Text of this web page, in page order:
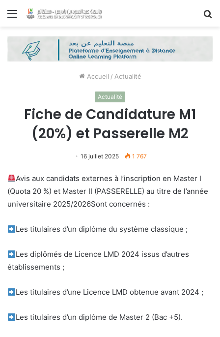
Menu
Accueil / Actualité
Actualité
Fiche de Candidature M1
(20%) et Passerelle M2
16 juillet 2025 1 767
Avis aux candidats externes à l’inscription en Master I
(Quota 20 %) et Master II (PASSERELLE) au titre de l’année
universitaire 2025/2026Sont concernés :
Les titulaires d’un diplôme du système classique ;
Les diplômés de Licence LMD 2024 issus d’autres
établissements ;
Les titulaires d’une Licence LMD obtenue avant 2024 ;
Les titulaires d’un diplôme de Master 2 (Bac +5).